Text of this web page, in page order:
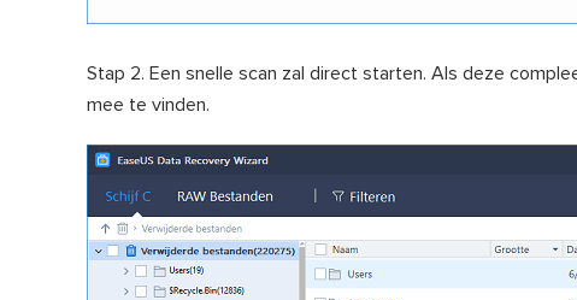
Stap 2. Een snelle scan zal direct starten. Als deze
mee te vinden.